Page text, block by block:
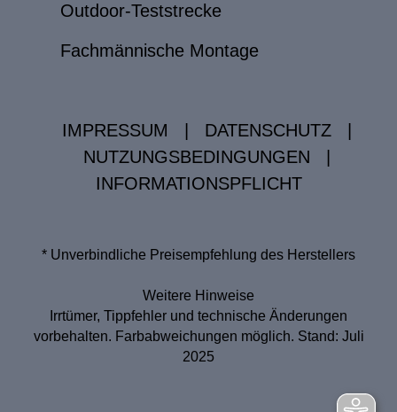
Outdoor-Teststrecke
Fachmännische Montage
IMPRESSUM DATENSCHUTZ
NUTZUNGSBEDINGUNGEN
INFORMATIONSPFLICHT
* Unverbindliche Preisempfehlung des Herstellers
Weitere Hinweise
Irrtümer, Tippfehler und technische Änderungen
vorbehalten. Farbabweichungen möglich. Stand: Juli
2025